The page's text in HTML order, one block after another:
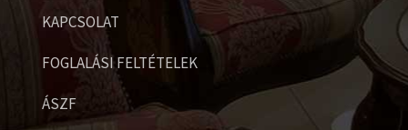
KAPCSOLAT
FOGLALÁSI FELTÉTELEK
ÁSZF